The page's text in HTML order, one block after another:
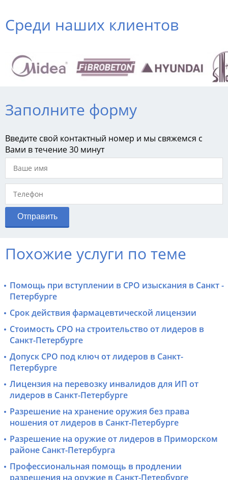
Среди наших клиентов
Заполните форму
Введите свой контактный номер и мы свяжемся с
Вами в течение 30 минут
Похожие услуги по теме
Помощь при вступлении в СРО изыскания в Санкт -
Петербурге
Срок действия фармацевтической лицензии
Стоимость СРО на строительство от лидеров в
Санкт-Петербурге
Допуск СРО под ключ от лидеров в Санкт-
Петербурге
Лицензия на перевозку инвалидов для ИП от
лидеров в Санкт-Петербурге
Разрешение на хранение оружия без права
ношения от лидеров в Санкт-Петербурге
Разрешение на оружие от лидеров в Приморском
районе Санкт-Петербурга
Профессиональная помощь в продлении
разрешения на оружие в Санкт-Петербурге